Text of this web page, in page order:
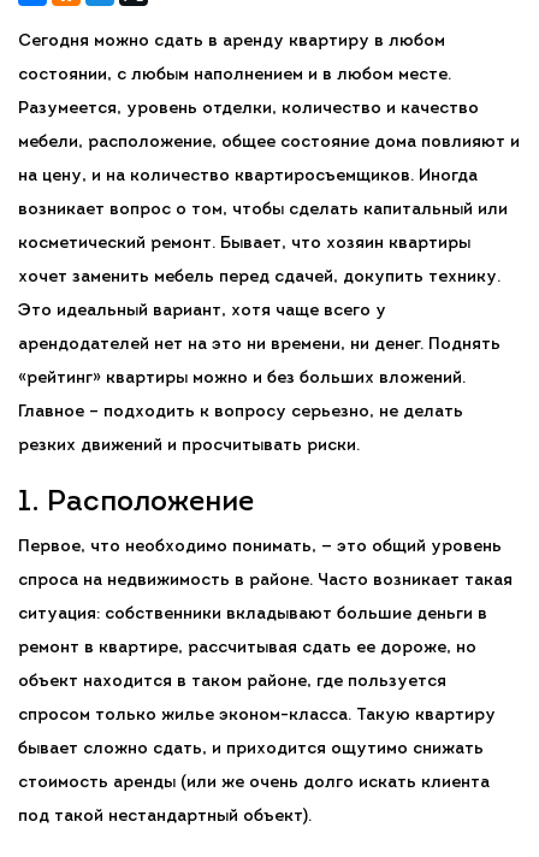
Сегодня можно сдать в аренду квартиру в любом
состоянии, с любым наполнением и в любом месте.
Разумеется, уровень отделки, количество и качество
мебели, расположение, общее состояние дома повлияют и
на цену, и на количество квартиросъемщиков. Иногда
возникает вопрос о том, чтобы сделать капитальный или
косметический ремонт. Бывает, что хозяин квартиры
хочет заменить мебель перед сдачей, докупить технику.
Это идеальный вариант, хотя чаще всего у
арендодателей нет на это ни времени, ни денег. Поднять
«рейтинг» квартиры можно и без больших вложений.
Главное – подходить к вопросу серьезно, не делать
резких движений и просчитывать риски.
1. Расположение
Первое, что необходимо понимать, — это общий уровень
спроса на недвижимость в районе. Часто возникает такая
ситуация: собственники вкладывают большие деньги в
ремонт в квартире, рассчитывая сдать ее дороже, но
объект находится в таком районе, где пользуется
спросом только жилье эконом-класса. Такую квартиру
бывает сложно сдать, и приходится ощутимо снижать
стоимость аренды (или же очень долго искать клиента
под такой нестандартный объект).